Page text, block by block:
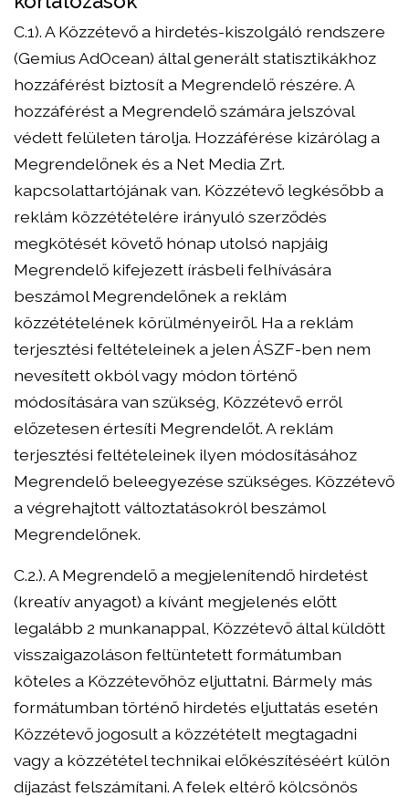
C.1). A Közzétevő a hirdetés-kiszolgáló rendszere
(Gemius AdOcean) által generált statisztikákhoz
hozzáférést biztosít a Megrendelő részére. A
hozzáférést a Megrendelő számára jelszóval
védett felületen tárolja. Hozzáférése kizárólag a
Megrendelőnek és a Net Media Zrt.
kapcsolattartójának van. Közzétevő legkésőbb a
reklám közzétételére irányuló szerződés
megkötését követő hónap utolsó napjáig
Megrendelő kifejezett írásbeli felhívására
beszámol Megrendelőnek a reklám
közzétételének körülményeiről. Ha a reklám
terjesztési feltételeinek a jelen ÁSZF-ben nem
nevesített okból vagy módon történő
módosítására van szükség, Közzétevő erről
előzetesen értesíti Megrendelőt. A reklám
terjesztési feltételeinek ilyen módosításához
Megrendelő beleegyezése szükséges. Közzétevő
a végrehajtott változtatásokról beszámol
Megrendelőnek.
C.2.). A Megrendelő a megjelenítendő hirdetést
(kreatív anyagot) a kívánt megjelenés előtt
legalább 2 munkanappal, Közzétevő által küldött
visszaigazoláson feltüntetett formátumban
köteles a Közzétevőhöz eljuttatni. Bármely más
formátumban történő hirdetés eljuttatás esetén
Közzétevő jogosult a közzétételt megtagadni
vagy a közzététel technikai előkészítéséért külön
díjazást felszámítani. A felek eltérő kölcsönös